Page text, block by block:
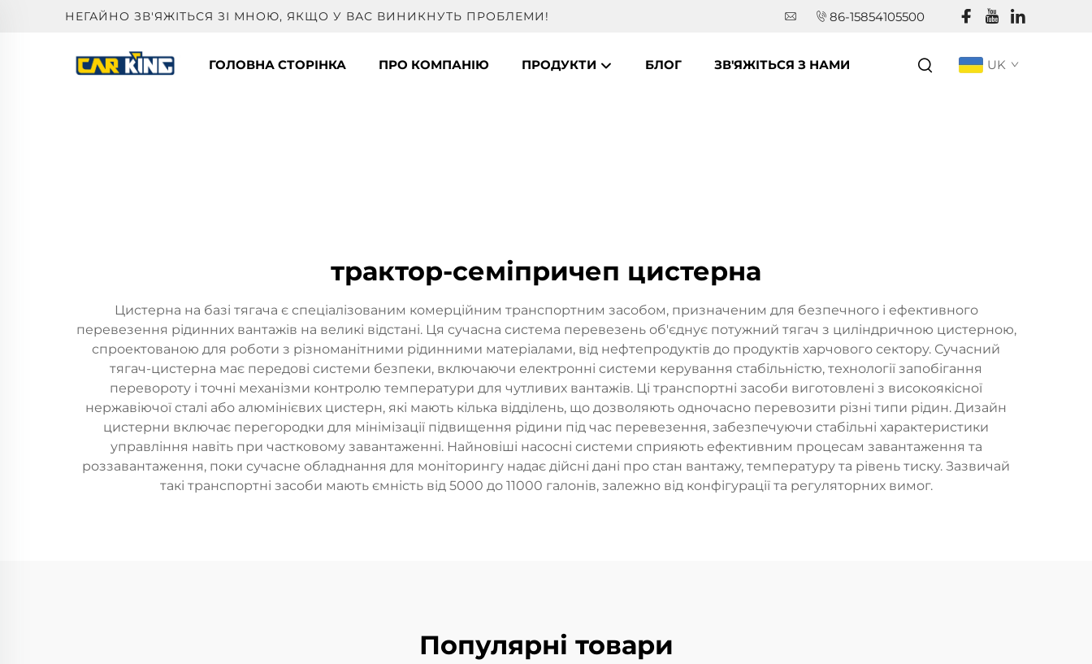
НЕГАЙНО ЗВ'ЯЖІТЬСЯ ЗІ МНОЮ, ЯКЩО У ВАС ВИНИКНУТЬ ПРОБЛЕМИ! 86-15854105500
ГОЛОВНА СТОРІНКА ПРО КОМПАНІЮ ПРОДУКТИ БЛОГ ЗВ'ЯЖІТЬСЯ З НАМИ UK
трактор-семіпричеп цистерна
Цистерна на базі тягача є спеціалізованим комерційним транспортним засобом, призначеним для безпечного і ефективного
перевезення рідинних вантажів на великі відстані. Ця сучасна система перевезень об'єднує потужний тягач з циліндричною цистерною,
спроектованою для роботи з різноманітними рідинними матеріалами, від нефтепродуктів до продуктів харчового сектору. Сучасний
тягач-цистерна має передові системи безпеки, включаючи електронні системи керування стабільністю, технології запобігання
перевороту і точні механізми контролю температури для чутливих вантажів. Ці транспортні засоби виготовлені з високоякісної
нержавіючої сталі або алюмінієвих цистерн, які мають кілька відділень, що дозволяють одночасно перевозити різні типи рідин. Дизайн
цистерни включає перегородки для мінімізації підвищення рідини під час перевезення, забезпечуючи стабільні характеристики
управління навіть при частковому завантаженні. Найновіші насосні системи сприяють ефективним процесам завантаження та
роззавантаження, поки сучасне обладнання для моніторингу надає дійсні дані про стан вантажу, температуру та рівень тиску. Зазвичай
такі транспортні засоби мають ємність від 5000 до 11000 галонів, залежно від конфігурації та регуляторних вимог.
Популярні товари